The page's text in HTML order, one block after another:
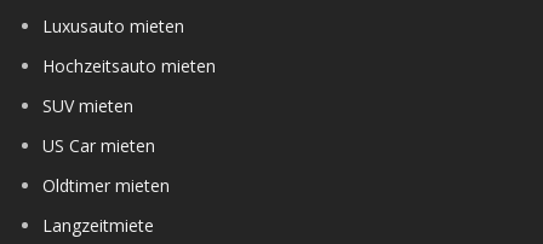
Luxusauto mieten
Hochzeitsauto mieten
SUV mieten
US Car mieten
Oldtimer mieten
Langzeitmiete